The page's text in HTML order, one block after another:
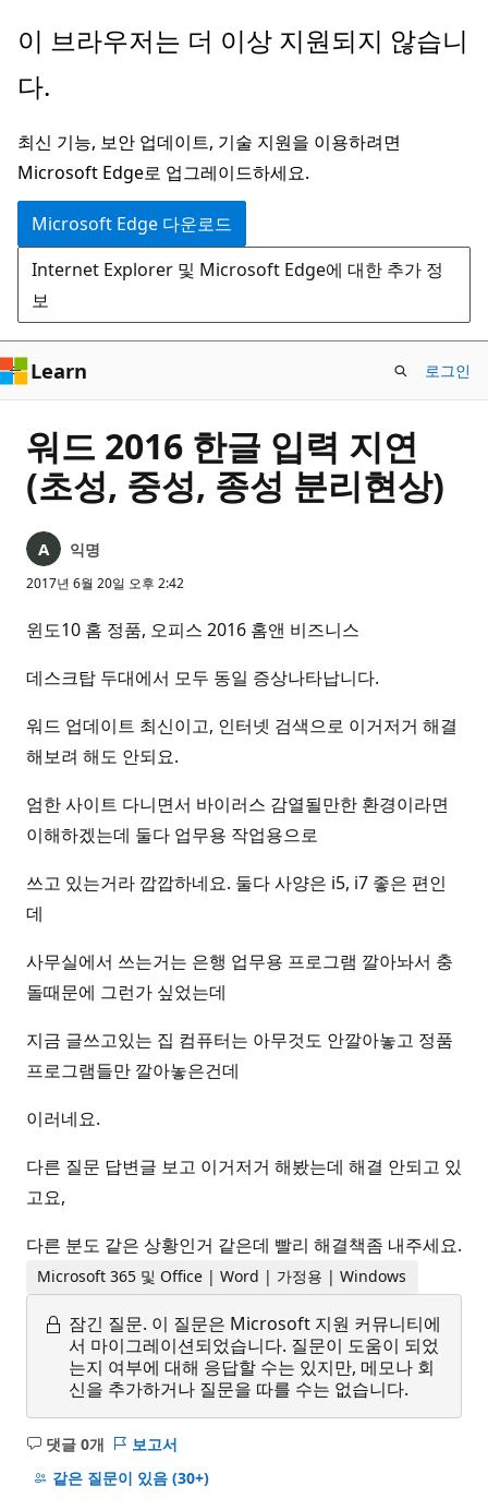
주
콘
츠
로
건
너
뛰
기
이 브라우저는 더 이상 지원되지 않습니
다.
최신 기능, 보안 업데이트, 기술 지원을 이용하려면
Microsoft Edge로 업그레이드하세요.
Microsoft Edge 다운로드
Internet Explorer 및 Microsoft Edge에 대한 추가 정
보
Learn 로그인
워드 2016 한글 입력 지연
(초성, 중성, 종성 분리현상)
익명
2017년 6월 20일 오후 2:42
윈도10 홈 정품, 오피스 2016 홈앤 비즈니스
데스크탑 두대에서 모두 동일 증상나타납니다.
워드 업데이트 최신이고, 인터넷 검색으로 이거저거 해결
해보려 해도 안되요.
엄한 사이트 다니면서 바이러스 감열될만한 환경이라면
이해하겠는데 둘다 업무용 작업용으로
쓰고 있는거라 깝깝하네요. 둘다 사양은 i5, i7 좋은 편인
데
사무실에서 쓰는거는 은행 업무용 프로그램 깔아놔서 충
돌때문에 그런가 싶었는데
지금 글쓰고있는 집 컴퓨터는 아무것도 안깔아놓고 정품
프로그램들만 깔아놓은건데
이러네요.
다른 질문 답변글 보고 이거저거 해봤는데 해결 안되고 있
고요,
다른 분도 같은 상황인거 같은데 빨리 해결책좀 내주세요.
Microsoft 365 및 Office | Word | 가정용 | Windows
잠긴 질문. 이 질문은 Microsoft 지원 커뮤니티에
서 마이그레이션되었습니다. 질문이 도움이 되었
는지 여부에 대해 응답할 수는 있지만, 메모나 회
신을 추가하거나 질문을 따를 수는 없습니다.
댓글 0개
설
명
보고서
같은 질문이 있음 (30+)